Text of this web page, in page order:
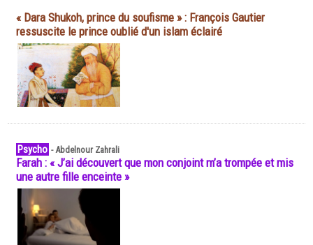
« Dara Shukoh, prince du soufisme » : François Gautier
ressuscite le prince oublié d'un islam éclairé
Psycho -Abdelnour Zahrali
Farah : « J’ai découvert que mon conjoint m’a trompée et mis
une autre fille enceinte »